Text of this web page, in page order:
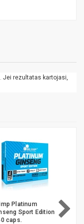
Jei rezultatas kartojasi,
Platinum
Sport Edition
caps.